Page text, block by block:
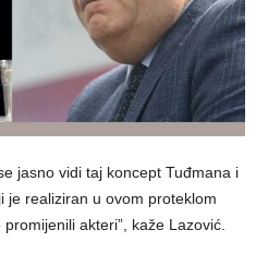
jasno vidi taj koncept Tuđmana i
je realiziran u ovom proteklom
akteri”, kaže Lazović.